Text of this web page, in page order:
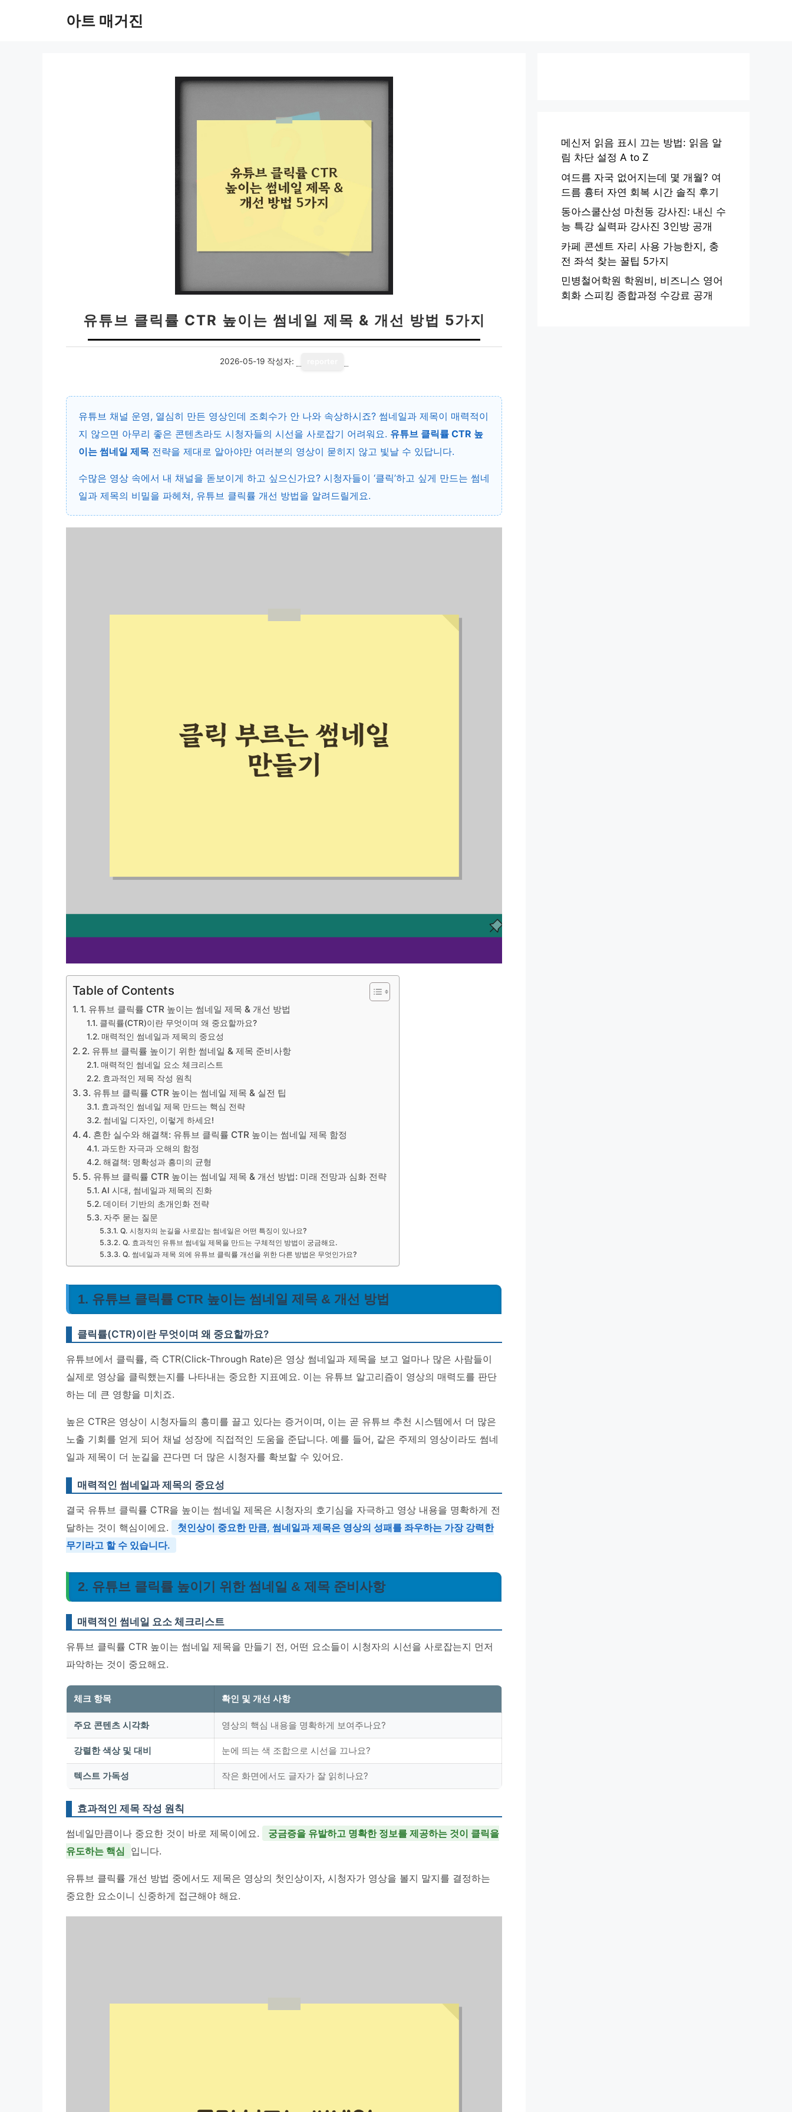
아트 매거진
유튜브 클릭률 CTR 높이는 썸네일 제목 & 개선 방법 5가지
2026-05-19 작성자:
유튜브 채널 운영, 열심히 만든 영상인데 조회수가 안 나와 속상하시죠? 썸네일과 제목이 매력적이
지 않으면 아무리 좋은 콘텐츠라도 시청자들의 시선을 사로잡기 어려워요. 유튜브 클릭률 CTR 높
이는 썸네일 제목 전략을 제대로 알아야만 여러분의 영상이 묻히지 않고 빛날 수 있답니다.
수많은 영상 속에서 내 채널을 돋보이게 하고 싶으신가요? 시청자들이 ‘클릭’하고 싶게 만드는 썸네
일과 제목의 비밀을 파헤쳐, 유튜브 클릭률 개선 방법을 알려드릴게요.
Table of Contents
1. 유튜브 클릭률 CTR 높이는 썸네일 제목 & 개선 방법
클릭률(CTR)이란 무엇이며 왜 중요할까요?
매력적인 썸네일과 제목의 중요성
2. 유튜브 클릭률 높이기 위한 썸네일 & 제목 준비사항
매력적인 썸네일 요소 체크리스트
효과적인 제목 작성 원칙
3. 유튜브 클릭률 CTR 높이는 썸네일 제목 & 실전 팁
효과적인 썸네일 제목 만드는 핵심 전략
썸네일 디자인, 이렇게 하세요!
4. 흔한 실수와 해결책: 유튜브 클릭률 CTR 높이는 썸네일 제목 함정
과도한 자극과 오해의 함정
해결책: 명확성과 흥미의 균형
5. 유튜브 클릭률 CTR 높이는 썸네일 제목 & 개선 방법: 미래 전망과 심화 전략
AI 시대, 썸네일과 제목의 진화
데이터 기반의 초개인화 전략
자주 묻는 질문
Q. 시청자의 눈길을 사로잡는 썸네일은 어떤 특징이 있나요?
Q. 효과적인 유튜브 썸네일 제목을 만드는 구체적인 방법이 궁금해요.
Q. 썸네일과 제목 외에 유튜브 클릭률 개선을 위한 다른 방법은 무엇인가요?
1. 유튜브 클릭률 CTR 높이는 썸네일 제목 & 개선 방법
클릭률(CTR)이란 무엇이며 왜 중요할까요?
유튜브에서 클릭률, 즉 CTR(Click-Through Rate)은 영상 썸네일과 제목을 보고 얼마나 많은 사람들이
실제로 영상을 클릭했는지를 나타내는 중요한 지표예요. 이는 유튜브 알고리즘이 영상의 매력도를 판단
하는 데 큰 영향을 미치죠.
높은 CTR은 영상이 시청자들의 흥미를 끌고 있다는 증거이며, 이는 곧 유튜브 추천 시스템에서 더 많은
노출 기회를 얻게 되어 채널 성장에 직접적인 도움을 준답니다. 예를 들어, 같은 주제의 영상이라도 썸네
일과 제목이 더 눈길을 끈다면 더 많은 시청자를 확보할 수 있어요.
매력적인 썸네일과 제목의 중요성
결국 유튜브 클릭률 CTR을 높이는 썸네일 제목은 시청자의 호기심을 자극하고 영상 내용을 명확하게 전
달하는 것이 핵심이에요.
첫인상이 중요한 만큼, 썸네일과 제목은 영상의 성패를 좌우하는 가장 강력한
무기라고 할 수 있습니다.
2. 유튜브 클릭률 높이기 위한 썸네일 & 제목 준비사항
매력적인 썸네일 요소 체크리스트
유튜브 클릭률 CTR 높이는 썸네일 제목을 만들기 전, 어떤 요소들이 시청자의 시선을 사로잡는지 먼저
파악하는 것이 중요해요.
체크 항목 확인 및 개선 사항
주요 콘텐츠 시각화 영상의 핵심 내용을 명확하게 보여주나요?
강렬한 색상 및 대비 눈에 띄는 색 조합으로 시선을 끄나요?
텍스트 가독성 작은 화면에서도 글자가 잘 읽히나요?
효과적인 제목 작성 원칙
썸네일만큼이나 중요한 것이 바로 제목이에요.
궁금증을 유발하고 명확한 정보를 제공하는 것이 클릭을
유도하는 핵심
입니다.
유튜브 클릭률 개선 방법 중에서도 제목은 영상의 첫인상이자, 시청자가 영상을 볼지 말지를 결정하는
중요한 요소이니 신중하게 접근해야 해요.
메신저 읽음 표시 끄는 방법: 읽음 알
림 차단 설정 A to Z
여드름 자국 없어지는데 몇 개월? 여
드름 흉터 자연 회복 시간 솔직 후기
동아스쿨산성 마천동 강사진: 내신 수
능 특강 실력파 강사진 3인방 공개
카페 콘센트 자리 사용 가능한지, 충
전 좌석 찾는 꿀팁 5가지
민병철어학원 학원비, 비즈니스 영어
회화 스피킹 종합과정 수강료 공개